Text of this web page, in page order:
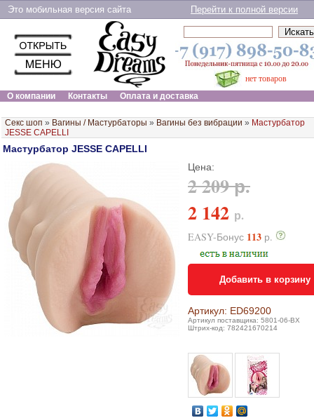
Это мобильная версия сайта Перейти к полной версии
нет товаров
О компании
Контакты Оплата и доставка
Секс шоп » Вагины / Мастурбаторы » Вагины без вибрации » Мастурбатор
JESSE CAPELLI
Мастурбатор JESSE CAPELLI
Цена:
2 209 р.
2 142 р.
EASY-Бонус 113 р.
Добавить в корзину
Артикул: ED69200
Артикул поставщика: 5801-06-BX
Штрих-код: 782421670214